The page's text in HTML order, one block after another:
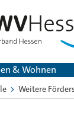
& Wohnen
Weitere